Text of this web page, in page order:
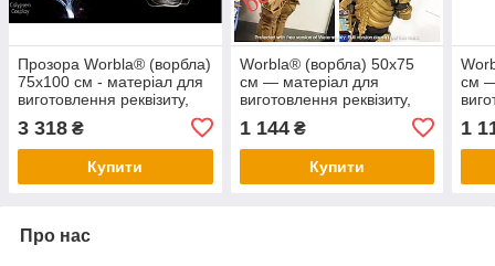
Прозора Worbla® (ворбла)
75x100 см - матеріал для
виготовлення реквізиту,
3 318 ₴
Купити
Worbla® (ворбла) 50x75
см — матеріал для
виготовлення реквізиту,
1 144₴
Купити
см
1
Про нас